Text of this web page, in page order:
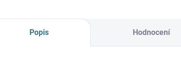
Popis Hodnocení